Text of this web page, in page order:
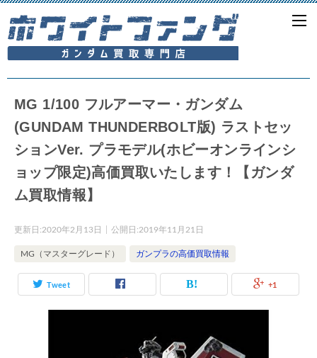
MG 1/100 フルアーマー・ガンダム
(GUNDAM THUNDERBOLT版) ラストセッ
ションVer. プラモデル(ホビーオンラインシ
ョップ限定)高価買取いたします！【ガンダ
ム買取情報】
更新日:2020年2月13日 公開日:2019年11月21日
MG（マスターグレード） ガンプラの高価買取情報
Tweet +1